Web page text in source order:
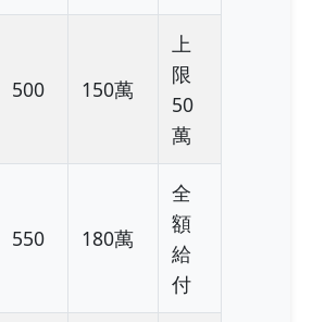
500 150萬
上
限
50
萬
550 180萬
全
額
給
付